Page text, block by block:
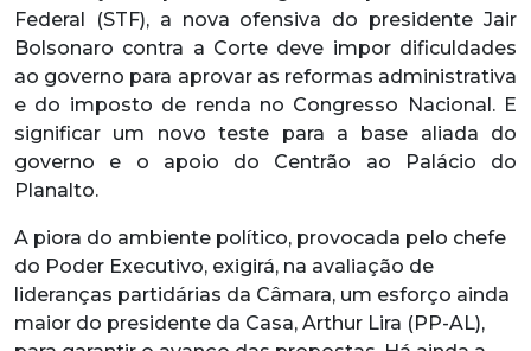
Federal (STF), a nova ofensiva do presidente Jair
Bolsonaro contra a Corte deve impor dificuldades
ao governo para aprovar as reformas administrativa
e do imposto de renda no Congresso Nacional. E
significar um novo teste para a base aliada do
governo e o apoio do Centrão ao Palácio do
Planalto.
A piora do ambiente político, provocada pelo chefe
do Poder Executivo, exigirá, na avaliação de
lideranças partidárias da Câmara, um esforço ainda
maior do presidente da Casa, Arthur Lira (PP-AL),